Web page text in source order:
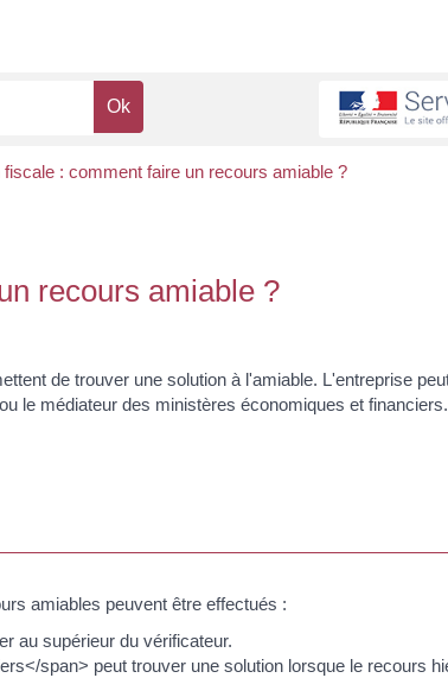
: comment faire un recours amiable ?
recours amiable ?
de trouver une solution à l'amiable. L'entreprise
le médiateur des ministères économiques et
amiables peuvent être effectués :
au supérieur du vérificateur.
span> peut trouver une solution lorsque le recours